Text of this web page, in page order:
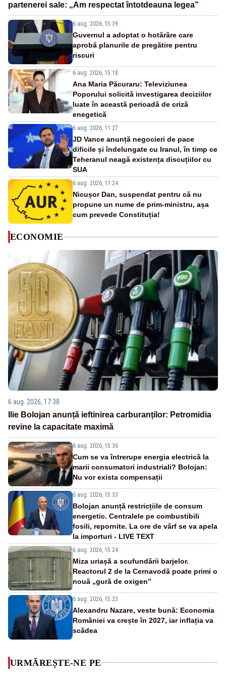
partenerei sale: „Am respectat întotdeauna legea”
6 aug. 2026, 15:39
Guvernul a adoptat o hotărâre care
aprobă planurile de pregătire pentru
riscuri
6 aug. 2026, 15:18
Ana Maria Păcuraru: Televiziunea
Poporului solicită investigarea deciziilor
luate în această perioadă de criză
enegetică
6 aug. 2026, 11:27
JD Vance anunță negocieri de pace
dificile și îndelungate cu Iranul, în timp ce
Teheranul neagă existența discuțiilor cu
SUA
6 aug. 2026, 11:24
Nicușor Dan, suspendat pentru că nu
propune un nume de prim-ministru, așa
cum prevede Constituția!
ECONOMIE
6 aug. 2026, 17:38
Ilie Bolojan anunță ieftinirea carburanților: Petromidia
revine la capacitate maximă
6 aug. 2026, 15:36
Cum se va întrerupe energia electrică la
marii consumatori industriali? Bolojan:
Nu vor exista compensații
6 aug. 2026, 15:33
Bolojan anunță restricțiile de consum
energetic. Centralele pe combustibili
fosili, repornite. La ore de vârf se va apela
la importuri - LIVE TEXT
6 aug. 2026, 15:24
Miza uriașă a scufundării barjelor.
Reactorul 2 de la Cernavodă poate primi o
nouă „gură de oxigen”
6 aug. 2026, 15:23
Alexandru Nazare, veste bună: Economia
României va crește în 2027, iar inflația va
scădea
URMĂREȘTE-NE PE